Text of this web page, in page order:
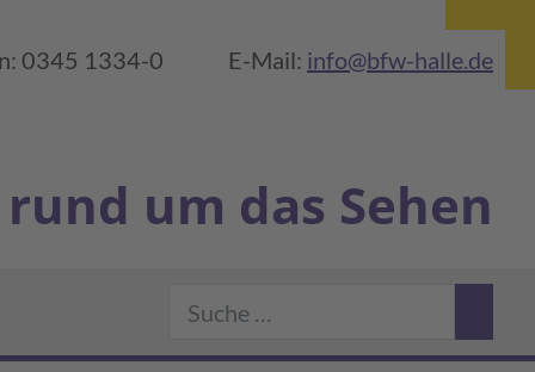
0345 1334-0 E-Mail: info@bfw-halle.de
um das Sehen
Suchen